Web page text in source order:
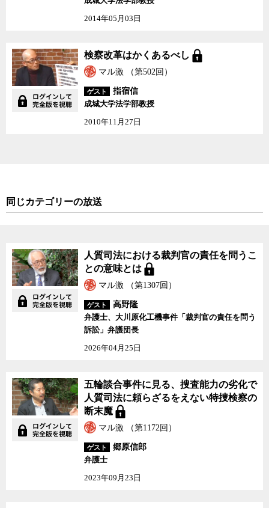
関や法務官僚の怒りを買っても一文の得にもならないという計算が
く批判する姿勢はほとんど見られない。結果的にまさに焼け太りの
法改正が、今まさに実現しようとしている。
刑事司法制度は、国の根幹に関わると言われる。刑事制度の下で
国家が個人に対して行使する権力の背後には、力の裏付けあるから
だ。だからこそ、決してその暴走を許さないためにも、不断の監視
冤罪リスクの上昇が懸念される改正刑事訴訟法の問題点と、それ
を厳しく批判しようとしないメディアの姿勢について、ジャーナリ
2014年05月03日
検察改革はかくあるべし 検察改革はかくあるべし
マル激 （第502回）
ゲスト
指宿信
成城大学法学部教授
2010年11月27日
同じカテゴリーの放送
人質司法における裁判官の責任を問うこ
との意味とは
マル激 （第1307回）
ゲスト
高野隆
弁護士、大川原化工機事件「裁判官の責任を問う
訴訟」弁護団長
2026年04月25日
五輪談合事件に見る、捜査能力の劣化で
人質司法に頼らざるをえない特捜検察の
断末魔
マル激 （第1172回）
ゲスト
郷原信郎
弁護士
2023年09月23日